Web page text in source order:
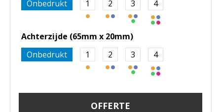
Onbedrukt
1 2 3 4
Achterzijde (65mm x 20mm)
Onbedrukt
1 2 3 4
OFFERTE